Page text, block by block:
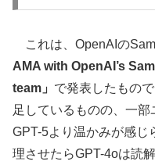
これは、OpenAIの
AMA with OpenAI’s
team」 で発表したもの
足しているものの、一
GPT-5より温かみが感じ
理させたらGPT-4oは読